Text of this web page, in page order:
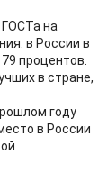
на
в России в
процентов.
в стране,
году
в России